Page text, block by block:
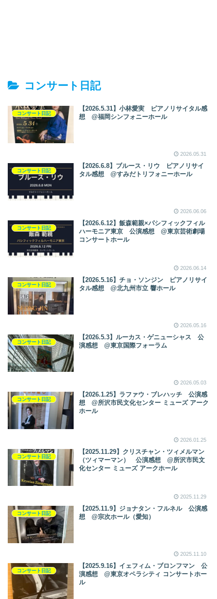
コンサート日記
コンサート日記
【2026.5.31】小林愛実 ピアノリサイタル感
想 @福岡シンフォニーホール
2026.05.31
コンサート日記
【2026.6.8】ブルース・リウ ピアノリサイ
タル感想 @すみだトリフォニーホール
2026.06.06
コンサート日記
【2026.6.12】飯森範親×パシフィックフィル
ハーモニア東京 公演感想 @東京芸術劇場
コンサートホール
2026.06.14
コンサート日記
【2026.5.16】チョ・ソンジン ピアノリサイ
タル感想 @北九州市立 響ホール
2026.05.16
コンサート日記
【2026.5.3】ルーカス・ゲニューシャス 公
演感想 @東京国際フォーラム
2026.05.03
コンサート日記
【2026.1.25】ラファウ・ブレハッチ 公演感
想 @所沢市民文化センター ミューズ アーク
ホール
2026.01.25
コンサート日記
【2025.11.29】クリスチャン・ツィメルマン
（ツィマーマン） 公演感想 @所沢市民文
化センター ミューズ アークホール
2025.11.29
コンサート日記
【2025.11.9】ジョナタン・フルネル 公演感
想 @宗次ホール（愛知）
2025.11.10
コンサート日記
【2025.9.16】イェフィム・ブロンフマン 公
演感想 @東京オペラシティ コンサートホー
ル